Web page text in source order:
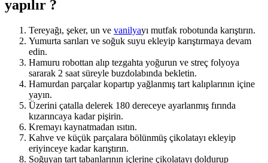
yapılır ?
Tereyağı, şeker, un ve vanilyayı mutfak robotunda karıştırın.
Yumurta sarıları ve soğuk suyu ekleyip karıştırmaya devam
edin.
Hamuru robottan alıp tezgahta yoğurun ve streç folyoya
sararak 2 saat süreyle buzdolabında bekletin.
Hamurdan parçalar kopartıp yağlanmış tart kalıplarının içine
yayın.
Üzerini çatalla delerek 180 dereceye ayarlanmış fırında
kızarıncaya kadar pişirin.
Kremayı kaynatmadan ısıtın.
Kahve ve küçük parçalara bölünmüş çikolatayı ekleyip
eriyinceye kadar karıştırın.
Soğuyan tart tabanlarının içlerine çikolatayı doldurup